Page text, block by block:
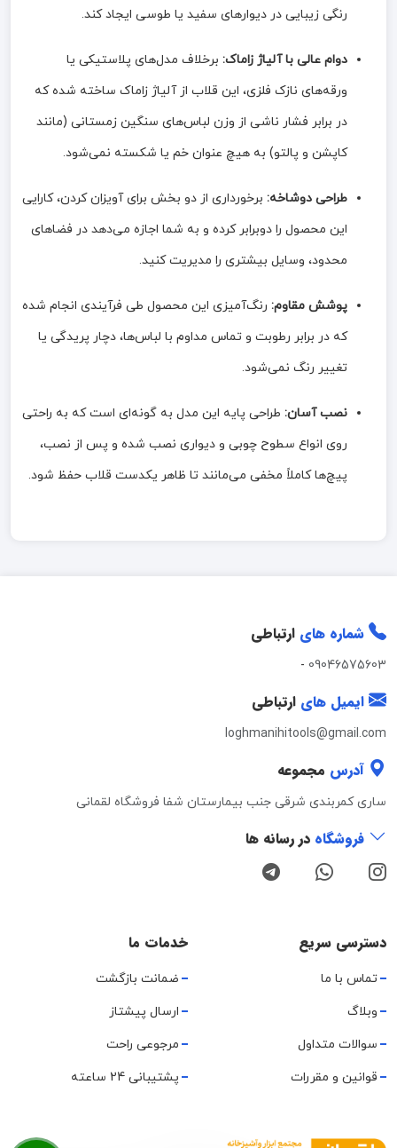
رنگی زیبایی در دیوارهای سفید یا طوسی ایجاد کند.
دوام عالی با آلیاژ زاماک: برخلاف مدل‌های پلاستیکی یا
ورقه‌های نازک فلزی، این قلاب از آلیاژ زاماک ساخته شده که
در برابر فشار ناشی از وزن لباس‌های سنگین زمستانی (مانند
کاپشن و پالتو) به هیچ عنوان خم یا شکسته نمی‌شود.
طراحی دو‌شاخه: برخورداری از دو بخش برای آویزان کردن، کارایی
این محصول را دوبرابر کرده و به شما اجازه می‌دهد در فضاهای
محدود، وسایل بیشتری را مدیریت کنید.
پوشش مقاوم: رنگ‌آمیزی این محصول طی فرآیندی انجام شده
که در برابر رطوبت و تماس مداوم با لباس‌ها، دچار پریدگی یا
تغییر رنگ نمی‌شود.
نصب آسان: طراحی پایه این مدل به گونه‌ای است که به راحتی
روی انواع سطوح چوبی و دیواری نصب شده و پس از نصب،
پیچ‌ها کاملاً مخفی می‌مانند تا ظاهر یکدست قلاب حفظ شود.
شماره های ارتباطی
09046575603
-
ایمیل های ارتباطی
loghmanihitools@gmail.com
آدرس مجموعه
ساری کمربندی شرقی جنب بیمارستان شفا فروشگاه لقمانی
فروشگاه در رسانه ها
دسترسی سریع
تماس با ما
وبلاگ
سوالات متداول
قوانین و مقررات
خدمات ما
ضمانت بازگشت
ارسال پیشتاز
مرجوعی راحت
پشتیبانی 24 ساعته